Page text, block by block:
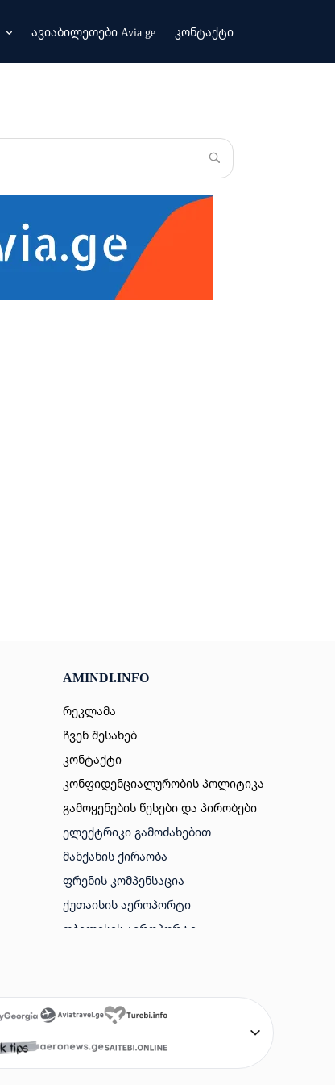
ავიაბილეთები Avia.ge კონტაქტი
AMINDI.INFO
რეკლამა
ჩვენ შესახებ
კონტაქტი
კონფიდენციალურობის პოლიტიკა
გამოყენების წესები და პირობები
ᲔᲚᲔᲥᲢᲠᲘᲙᲘ ᲒᲐᲛᲝᲫᲐᲮᲔᲑᲘᲗ
ᲛᲐᲜᲥᲐᲜᲘᲡ ᲥᲘᲠᲐᲝᲑᲐ
ᲤᲠᲔᲜᲘᲡ ᲙᲝᲛᲞᲔᲜᲡᲐᲪᲘᲐ
ᲥᲣᲗᲐᲘᲡᲘᲡ ᲐᲔᲠᲝᲞᲝᲠᲢᲘ
ᲗᲑᲘᲚᲘᲡᲘᲡ ᲐᲔᲠᲝᲞᲝᲠᲢᲘ
ᲢᲣᲠᲔᲑᲘ
ᲤᲠᲔᲜᲔᲑᲘ ᲘᲐᲤᲐᲓ
SAITEBI GE